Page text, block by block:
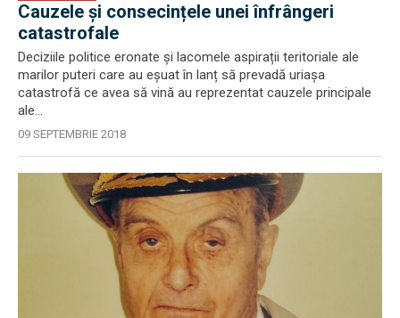
Cauzele și consecințele unei înfrângeri
catastrofale
Deciziile politice eronate și lacomele aspirații teritoriale ale
marilor puteri care au eșuat în lanț să prevadă uriașa
catastrofă ce avea să vină au reprezentat cauzele principale
ale...
09 SEPTEMBRIE 2018